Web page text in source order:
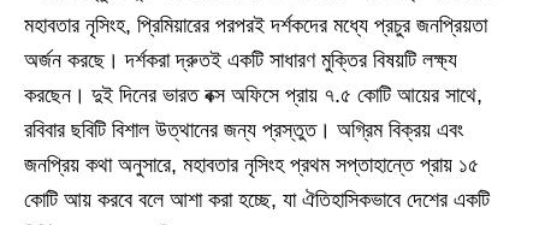
মহাবতার নৃসিংহ, প্রিমিয়ারের পরপরই দর্শকদের মধ্যে প্রচুর জনপ্রিয়তা
অর্জন করছে। দর্শকরা দ্রুতই একটি সাধারণ মুক্তির বিষয়টি লক্ষ্য
করছেন। দুই দিনের ভারত বক্স অফিসে প্রায় ৭.৫ কোটি আয়ের সাথে,
রবিবার ছবিটি বিশাল উত্থানের জন্য প্রস্তুত। অগ্রিম বিক্রয় এবং
জনপ্রিয় কথা অনুসারে, মহাবতার নৃসিংহ প্রথম সপ্তাহান্তে প্রায় ১৫
কোটি আয় করবে বলে আশা করা হচ্ছে, যা ঐতিহাসিকভাবে দেশের একটি